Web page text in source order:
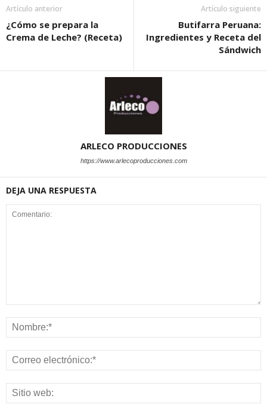
Artículo anterior
¿Cómo se prepara la
Crema de Leche? (Receta)
Artículo siguiente
Butifarra Peruana:
Ingredientes y Receta del
Sándwich
ARLECO PRODUCCIONES
https://www.arlecoproducciones.com
DEJA UNA RESPUESTA